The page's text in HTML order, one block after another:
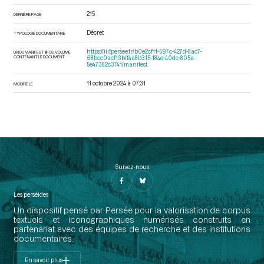
DERNIÈRE PAGE 215
TYPOLOGIE DOCUMENTAIRE Décret
URI DU MANIFEST IIIF DU VOLUME
CONTENANT LE DOCUMENT
https://iiif.persee.fr/b0e2cf11-597c-427d-8ac7-
68bcc0acf13b/f4a8b315-184e-40dc-805a-
5e47382c3741/manifest
MODIFIÉ LE 11 octobre 2024 à 07:31
Suivez-nous
Les perséides
Un dispositif pensé par Persée pour la valorisation de corpus
textuels et iconographiques numérisés construits en
partenariat avec des équipes de recherche et des institutions
documentaires.
En savoir plus